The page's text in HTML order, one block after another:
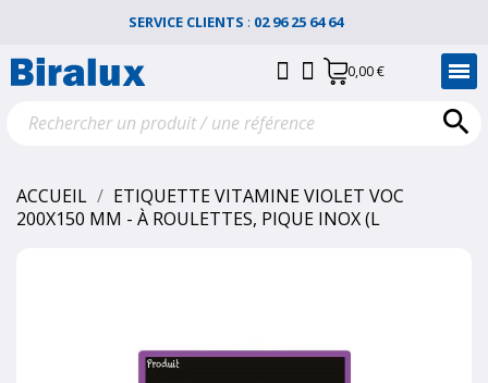
SERVICE CLIENTS : 02 96 25 64 64
0,00 €

ACCUEIL
ETIQUETTE VITAMINE VIOLET VOC
200X150 MM - À ROULETTES, PIQUE INOX (L